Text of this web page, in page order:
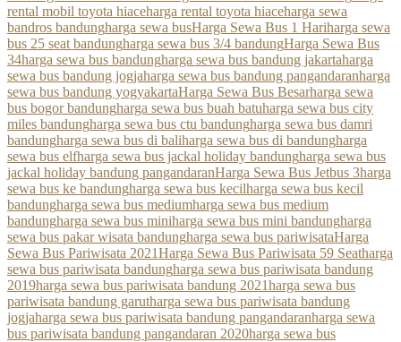
rental mobil toyota hiaceharga rental toyota hiaceharga sewa
bandros bandungharga sewa busHarga Sewa Bus 1 Hariharga sewa
bus 25 seat bandungharga sewa bus 3/4 bandungHarga Sewa Bus
34harga sewa bus bandungharga sewa bus bandung jakartaharga
sewa bus bandung jogjaharga sewa bus bandung pangandaranharga
sewa bus bandung yogyakartaHarga Sewa Bus Besarharga sewa
bus bogor bandungharga sewa bus buah batuharga sewa bus city
miles bandungharga sewa bus ctu bandungharga sewa bus damri
bandungharga sewa bus di baliharga sewa bus di bandungharga
sewa bus elfharga sewa bus jackal holiday bandungharga sewa bus
jackal holiday bandung pangandaranHarga Sewa Bus Jetbus 3harga
sewa bus ke bandungharga sewa bus kecilharga sewa bus kecil
bandungharga sewa bus mediumharga sewa bus medium
bandungharga sewa bus miniharga sewa bus mini bandungharga
sewa bus pakar wisata bandungharga sewa bus pariwisataHarga
Sewa Bus Pariwisata 2021Harga Sewa Bus Pariwisata 59 Seatharga
sewa bus pariwisata bandungharga sewa bus pariwisata bandung
2019harga sewa bus pariwisata bandung 2021harga sewa bus
pariwisata bandung garutharga sewa bus pariwisata bandung
jogjaharga sewa bus pariwisata bandung pangandaranharga sewa
bus pariwisata bandung pangandaran 2020harga sewa bus